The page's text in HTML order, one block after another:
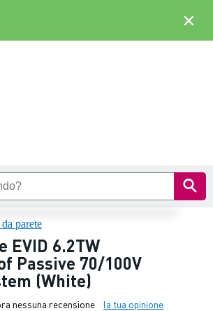
parete
EVID 6.2TW
Passive 70/100V
(White)
nessuna recensione la tua opinione
×